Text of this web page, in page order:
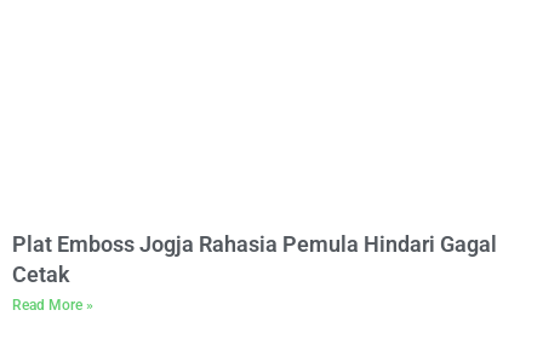
Plat Emboss Jogja Rahasia Pemula Hindari Gagal
Cetak
Read More »